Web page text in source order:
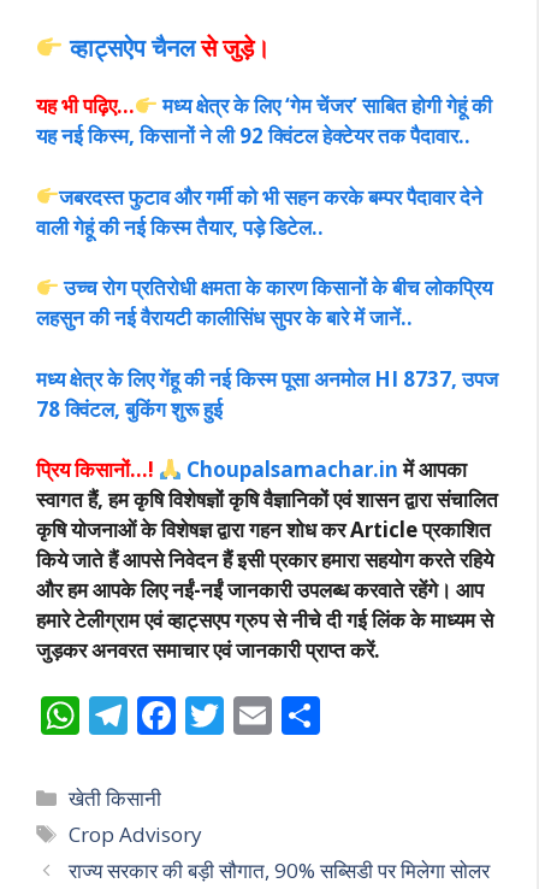
व्हाट्सऐप चैनलसे जुड़े।
यह भी पढ़िए…
मध्य क्षेत्र के लिए ‘गेम चेंजर’ साबित होगी गेहूं की
यह नई किस्म, किसानों ने ली 92 क्विंटल हेक्टेयर तक पैदावार..
जबरदस्त फुटाव और गर्मी को भी सहन करके बम्पर पैदावार देने
वाली गेहूं की नई किस्म तैयार, पड़े डिटेल..
उच्च रोग प्रतिरोधी क्षमता के कारण किसानों के बीच लोकप्रिय
लहसुन की नई वैरायटी कालीसिंध सुपर के बारे में जानें..
मध्य क्षेत्र के लिए गेंहू की नई किस्म पूसा अनमोल HI 8737, उपज
78 क्विंटल, बुकिंग शुरू हुई
प्रिय किसानों…! Choupalsamachar.inमें आपका
स्वागत हैं, हम कृषि विशेषज्ञों कृषि वैज्ञानिकों एवं शासन द्वारा संचालित
कृषि योजनाओं के विशेषज्ञ द्वारा गहन शोध कर Article प्रकाशित
किये जाते हैं आपसे निवेदन हैं इसी प्रकार हमारा सहयोग करते रहिये
और हम आपके लिए नईं-नईं जानकारी उपलब्ध करवाते रहेंगे। आप
हमारे टेलीग्राम एवं व्हाट्सएप ग्रुप से नीचे दी गई लिंक के माध्यम से
जुड़कर अनवरत समाचार एवं जानकारी प्राप्त करें.
W
at
s
A
T
e
gr
a
F
b
o
T E
Categories
खेती किसानी
Tags
Crop Advisory
राज्य सरकार की बड़ी सौगात, 90% सब्सिडी पर मिलेगा सोलर